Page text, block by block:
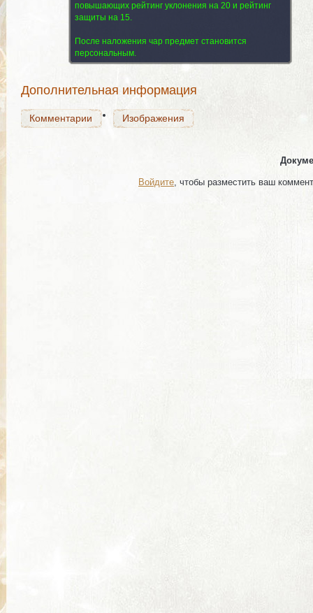
повышающих рейтинг уклонения на 20 и рейтинг
защиты на 15.
После наложения чар предмет становится
персональным.
Дополнительная информация
Комментарии Изображения
Комментарии Изображения
Комментарии Изображения
Войдите , чтобы разместить ваш